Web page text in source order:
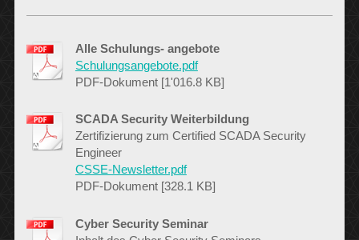
Alle Schulungs- angebote
Schulungsangebote.pdf
PDF-Dokument [1'016.8 KB]
SCADA Security Weiterbildung
Zertifizierung zum Certified SCADA Security
Engineer
CSSE-Newsletter.pdf
PDF-Dokument [328.1 KB]
Cyber Security Seminar